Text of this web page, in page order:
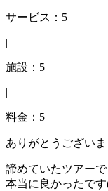
サービス：5
|
施設：5
|
料金：5
ありがとうございま
諦めていたツアー
本当に良かったで